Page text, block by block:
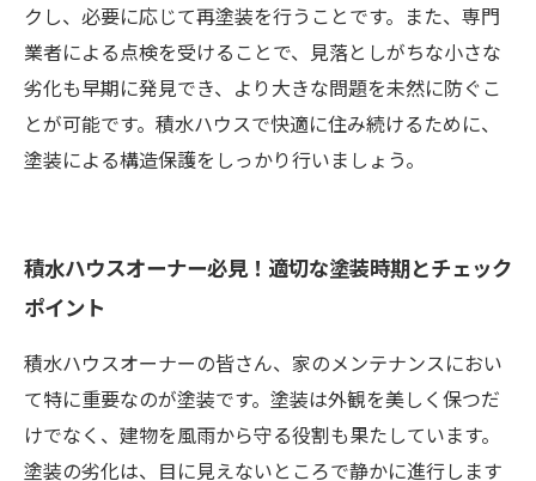
クし、必要に応じて再塗装を行うことです。また、専門
業者による点検を受けることで、見落としがちな小さな
劣化も早期に発見でき、より大きな問題を未然に防ぐこ
とが可能です。積水ハウスで快適に住み続けるために、
塗装による構造保護をしっかり行いましょう。
積水ハウスオーナー必見！適切な塗装時期とチェック
ポイント
積水ハウスオーナーの皆さん、家のメンテナンスにおい
て特に重要なのが塗装です。塗装は外観を美しく保つだ
けでなく、建物を風雨から守る役割も果たしています。
塗装の劣化は、目に見えないところで静かに進行します